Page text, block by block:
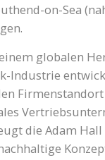
on-Sea
globalen
Industrie
die Adam